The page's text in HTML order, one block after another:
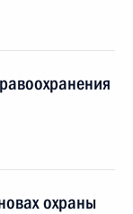
охраны